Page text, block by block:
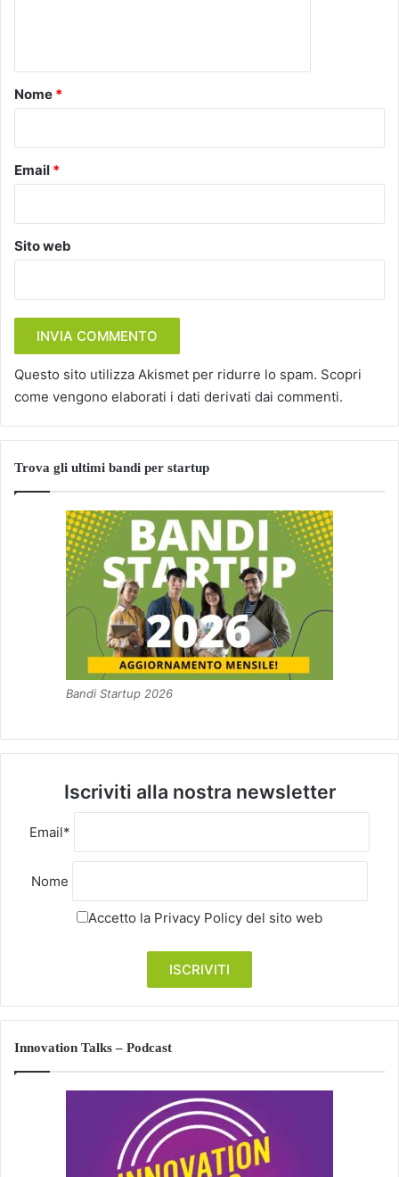
o
Nome *
Email *
Sito web
Questo sito utilizza Akismet per ridurre lo spam. Scopri
come vengono elaborati i dati derivati dai commenti.
Trova gli ultimi bandi per startup
Bandi Startup 2026
Iscriviti alla nostra newsletter
Email*
Nome
Accetto la Privacy Policy del sito web
Innovation Talks – Podcast